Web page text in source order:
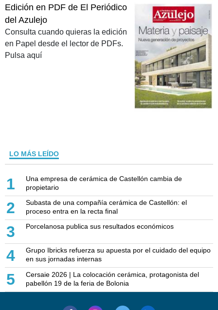
Edición en PDF de El Periódico
del Azulejo
Consulta cuando quieras la edición
en Papel desde el lector de PDFs.
Pulsa aquí
LO MÁS LEÍDO
1
Una empresa de cerámica de Castellón cambia de
propietario
2
Subasta de una compañía cerámica de Castellón: el
proceso entra en la recta final
3 Porcelanosa publica sus resultados económicos
4
Grupo Ibricks refuerza su apuesta por el cuidado del equipo
en sus jornadas internas
5
Cersaie 2026 | La colocación cerámica, protagonista del
pabellón 19 de la feria de Bolonia